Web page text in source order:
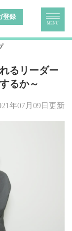
登録
MENU
るリーダー
るか～
年07月09日更新